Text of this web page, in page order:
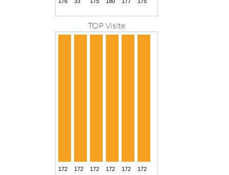
TOP Visite